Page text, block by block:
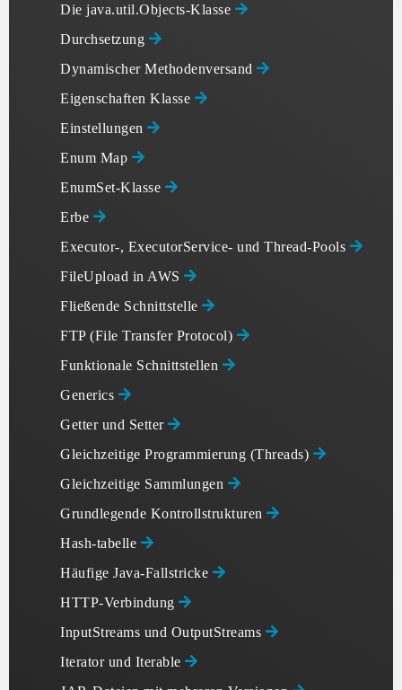
Die java.util.Objects-Klasse
Durchsetzung
Dynamischer Methodenversand
Eigenschaften Klasse
Einstellungen
Enum Map
EnumSet-Klasse
Erbe
Executor-, ExecutorService- und Thread-Pools
FileUpload in AWS
Fließende Schnittstelle
FTP (File Transfer Protocol)
Funktionale Schnittstellen
Generics
Getter und Setter
Gleichzeitige Programmierung (Threads)
Gleichzeitige Sammlungen
Grundlegende Kontrollstrukturen
Hash-tabelle
Häufige Java-Fallstricke
HTTP-Verbindung
InputStreams und OutputStreams
Iterator und Iterable